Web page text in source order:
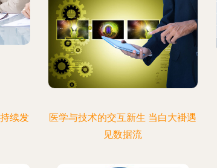
续发
医学与技术的交互新生 当白大褂遇
见数据流